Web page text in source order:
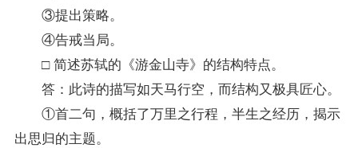
③提出策略。
④告戒当局。
□ 简述苏轼的《游金山寺》的结构特点。
答：此诗的描写如天马行空，而结构又极具匠心。
①首二句，概括了万里之行程，半生之经历，揭示
出思归的主题。